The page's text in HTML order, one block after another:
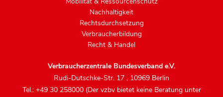
Nachhaltigkeit
Rechtsdurchsetzung
Verbraucherbildung
Recht & Handel
Verbraucherzentrale Bundesverband e.V.
Rudi-Dutschke-Str. 17 , 10969 Berlin
Tel.: +49 30 258000 (Der vzbv bietet keine Beratung unter